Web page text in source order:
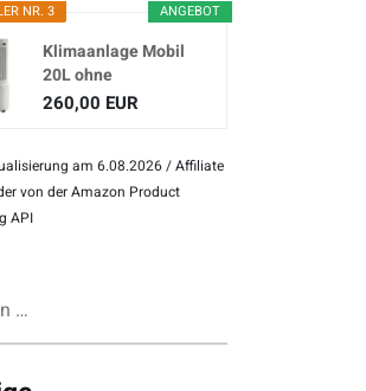
ANGEBOT
NR. 3
Klimaanlage Mobil
20L ohne
Abluftschlauch
260,00 EUR
am 6.08.2026 / Affiliate
von der Amazon Product
API